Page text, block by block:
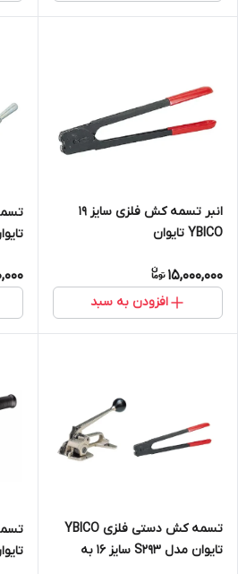
انبر تسمه کش فلزی سایز 19
YBICO تایوان
15,000,000
افزودن به سبد
تسمه کش دستی فلزی YBICO
تایوان مدل S293 سایز ۱۶ به